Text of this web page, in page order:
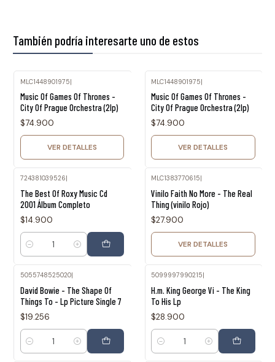
También podría interesarte uno de estos
MLC1448901975|
Music Of Games Of Thrones -
City Of Prague Orchestra (2lp)
$74.900
VER DETALLES
MLC1448901975|
Music Of Games Of Thrones -
City Of Prague Orchestra (2lp)
$74.900
VER DETALLES
724381039526
The Best Of Roxy Music Cd
2001 Álbum Completo
$14.900
Cantidad
MLC1383770615
Vinilo Faith No More - The Real
Thing (vinilo Rojo)
$27.900
VER DETALLES
5055748525020|
David Bowie - The Shape Of
Things To - Lp Picture Single 7
$19.256
Cantidad
5099997990215|
H.m. King George Vi - The King
To His Lp
$28.900
Cantidad